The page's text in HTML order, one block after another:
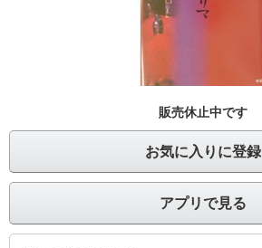
販売休止中です
お気に入りに登録
アプリで見る